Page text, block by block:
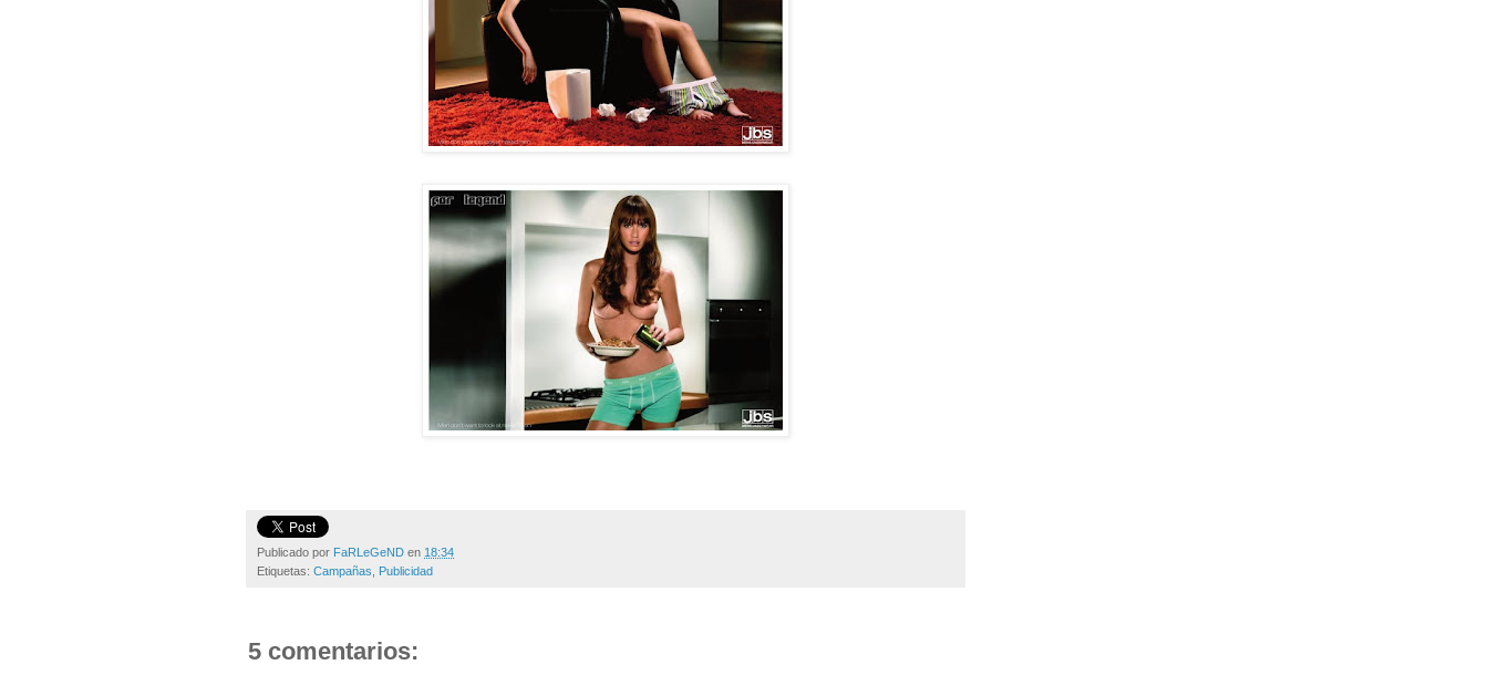
Publicado por FaRLeGeND en 18:34
Etiquetas: Campañas Publicidad
5 comentarios: